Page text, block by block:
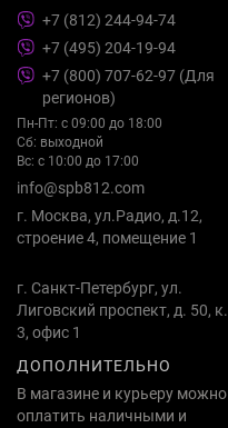
+7 (812) 244-94-74
+7 (495) 204-19-94
+7 (800) 707-62-97 (Для
регионов)
Пн-Пт: с 09:00 до 18:00
Сб: выходной
Вс: с 10:00 до 17:00
info@spb812.com
г. Москва, ул.Радио, д.12,
строение 4, помещение 1
г. Санкт-Петербург, ул.
Лиговский проспект, д. 50, к.
3, офис 1
ДОПОЛНИТЕЛЬНО
В магазине и курьеру можно
оплатить наличными и